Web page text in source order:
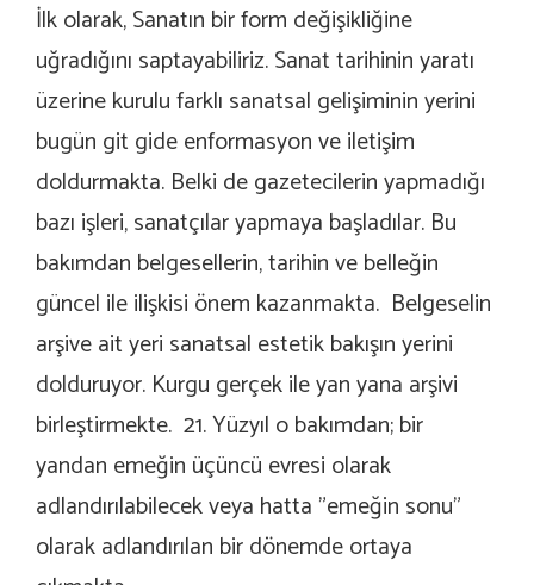
İlk olarak, Sanatın birform değişikliğine
uğradığını saptayabiliriz. Sanat tarihinin yaratı
üzerine kurulu farklı sanatsal gelişiminin yerini
bugün git gide enformasyon ve iletişim
doldurmakta. Belki de gazetecilerin yapmadığı
bazı işleri, sanatçılar yapmaya başladılar. Bu
bakımdan belgesellerin, tarihin ve belleğin
güncel ile ilişkisi önem kazanmakta. Belgeselin
arşive ait yeri sanatsal estetik bakışın yerini
dolduruyor. Kurgu gerçek ile yan yana arşivi
birleştirmekte. 21. Yüzyıl o bakımdan; bir
yandan emeğin üçüncü evresi olarak
adlandırılabilecek veya hatta ”emeğin sonu”
olarak adlandırılan bir dönemde ortaya